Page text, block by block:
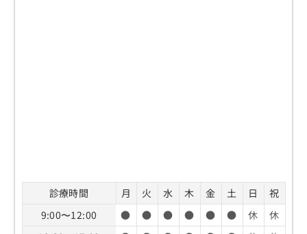
診療時間 月 火 水 木 金 土 日
祝
9:00〜12:00
● ● ● ● ● ● 休
休